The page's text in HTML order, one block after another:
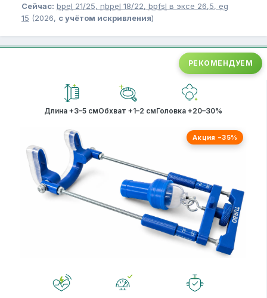
Сейчас: bpel 21/25, nbpel 18/22, bpfsl в эксе 26,5, eg
15 (2026, с учётом искривления)
РЕКОМЕНДУЕМ
Длина +3–5 смОбхват +1–2 смГоловка +20–30%
Акция −35%